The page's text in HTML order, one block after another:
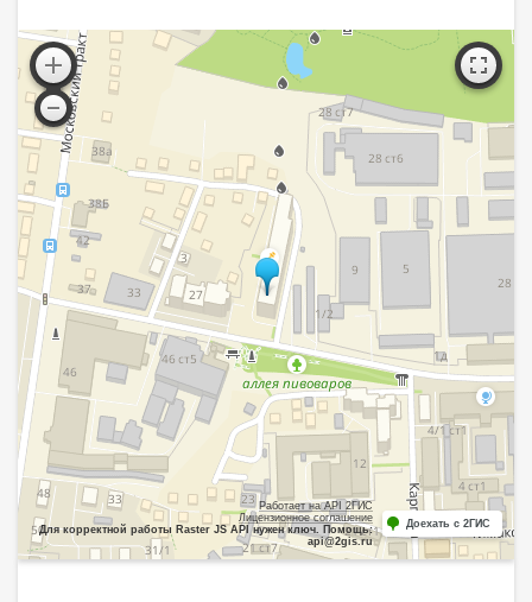
Работает на API 2ГИС
Лицензионное соглашение
Для корректной работы Raster JS API нужен ключ. Помощь:
api@2gis.ru
Доехать с 2ГИС